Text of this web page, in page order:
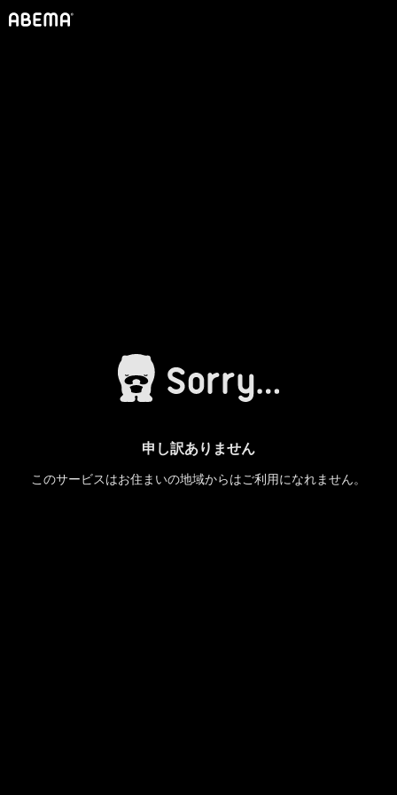
申し訳ありません
このサービスはお住まいの地域からはご利用になれません。